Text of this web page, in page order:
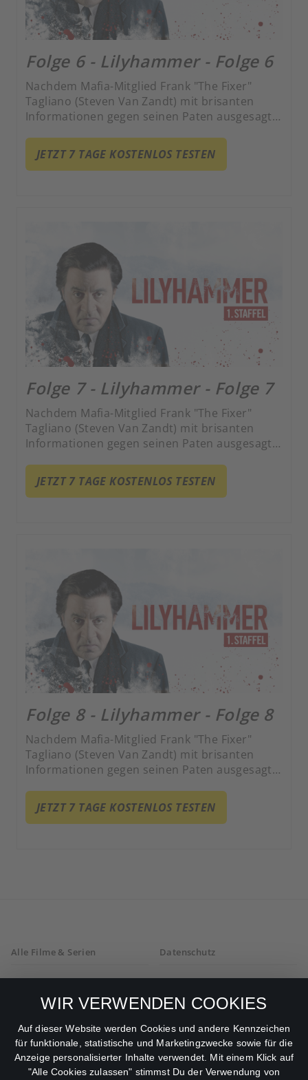
WIR VERWENDEN COOKIES
Auf dieser Website werden Cookies und andere Kennzeichen
für funktionale, statistische und Marketingzwecke sowie für die
Anzeige personalisierter Inhalte verwendet. Mit einem Klick auf
"Alle Cookies zulassen" stimmst Du der Verwendung von
Folge 6 - Lilyhammer - Folge 6
Nachdem Mafia-Mitglied Frank "The Fixer"
Tagliano (Steven Van Zandt) mit brisanten
Informationen gegen seinen Paten ausgesagt
aufgenommen. Als neuen Lebensmittelpunkt
wählt er das norwegische Lillehammer.
JETZT 7 TAGE KOSTENLOS TESTEN
Folge 7 - Lilyhammer - Folge 7
Nachdem Mafia-Mitglied Frank "The Fixer"
Tagliano (Steven Van Zandt) mit brisanten
Informationen gegen seinen Paten ausgesagt
aufgenommen. Als neuen Lebensmittelpunkt
wählt er das norwegische Lillehammer.
JETZT 7 TAGE KOSTENLOS TESTEN
Folge 8 - Lilyhammer - Folge 8
Nachdem Mafia-Mitglied Frank "The Fixer"
Tagliano (Steven Van Zandt) mit brisanten
Informationen gegen seinen Paten ausgesagt
aufgenommen. Als neuen Lebensmittelpunkt
wählt er das norwegische Lillehammer.
JETZT 7 TAGE KOSTENLOS TESTEN
Alle Filme & Serien
AGB
Impressum
Datenschutz